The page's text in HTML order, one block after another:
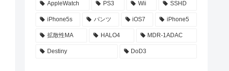
AppleWatch PS3 Wii SSHD
iPhone5s パンツ iOS7 iPhone5
拡散性MA HALO4 MDR-1ADAC
Destiny DoD3